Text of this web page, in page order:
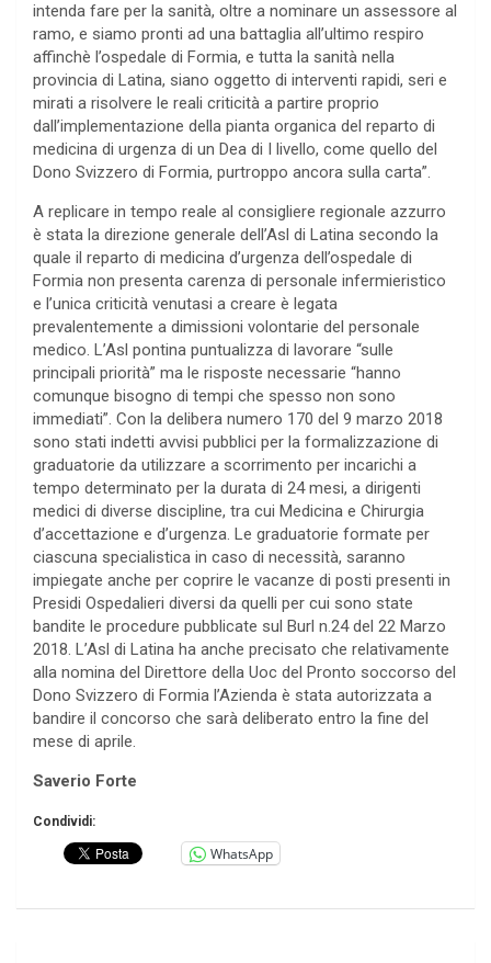
intenda fare per la sanità, oltre a nominare un assessore al
ramo, e siamo pronti ad una battaglia all’ultimo respiro
affinchè l’ospedale di Formia, e tutta la sanità nella
provincia di Latina, siano oggetto di interventi rapidi, seri e
mirati a risolvere le reali criticità a partire proprio
dall’implementazione della pianta organica del reparto di
medicina di urgenza di un Dea di I livello, come quello del
Dono Svizzero di Formia, purtroppo ancora sulla carta”.
A replicare in tempo reale al consigliere regionale azzurro
è stata la direzione generale dell’Asl di Latina secondo la
quale il reparto di medicina d’urgenza dell’ospedale di
Formia non presenta carenza di personale infermieristico
e l’unica criticità venutasi a creare è legata
prevalentemente a dimissioni volontarie del personale
medico. L’Asl pontina puntualizza di lavorare “sulle
principali priorità” ma le risposte necessarie “hanno
comunque bisogno di tempi che spesso non sono
immediati”. Con la delibera numero 170 del 9 marzo 2018
sono stati indetti avvisi pubblici per la formalizzazione di
graduatorie da utilizzare a scorrimento per incarichi a
tempo determinato per la durata di 24 mesi, a dirigenti
medici di diverse discipline, tra cui Medicina e Chirurgia
d’accettazione e d’urgenza. Le graduatorie formate per
ciascuna specialistica in caso di necessità, saranno
impiegate anche per coprire le vacanze di posti presenti in
Presidi Ospedalieri diversi da quelli per cui sono state
bandite le procedure pubblicate sul Burl n.24 del 22 Marzo
2018. L’Asl di Latina ha anche precisato che relativamente
alla nomina del Direttore della Uoc del Pronto soccorso del
Dono Svizzero di Formia l’Azienda è stata autorizzata a
bandire il concorso che sarà deliberato entro la fine del
mese di aprile.
Saverio Forte
Condividi:
WhatsApp